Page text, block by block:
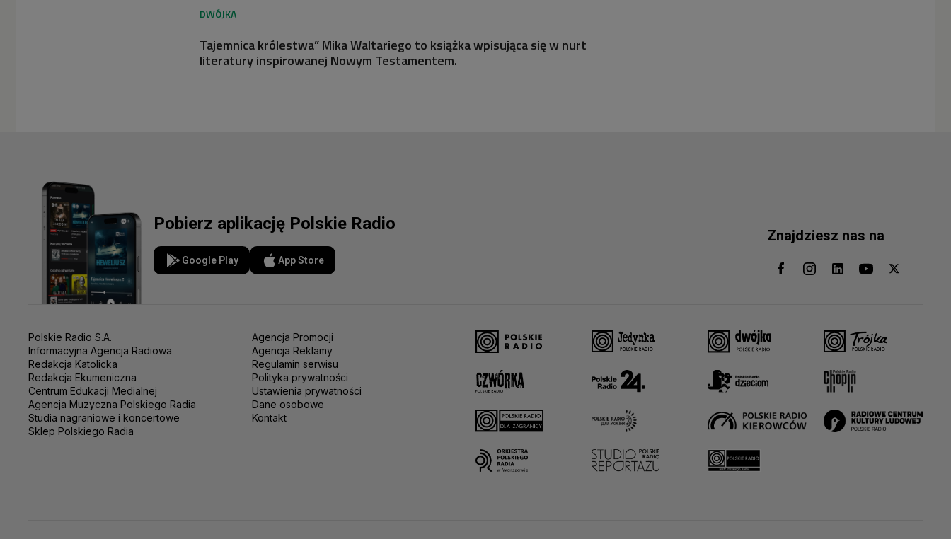
Tajemnica królestwa” Mika Waltariego to książka wpisująca się w nurt
literatury inspirowanej Nowym Testamentem.
Pobierz aplikację Polskie Radio
Google Play App Store
Znajdziesz nas na
Polskie Radio S.A.
Informacyjna Agencja Radiowa
Redakcja Katolicka
Redakcja Ekumeniczna
Centrum Edukacji Medialnej
Agencja Muzyczna Polskiego Radia
Studia nagraniowe i koncertowe
Sklep Polskiego Radia
Agencja Promocji
Agencja Reklamy
Regulamin serwisu
Polityka prywatności
Ustawienia prywatności
Dane osobowe
Kontakt